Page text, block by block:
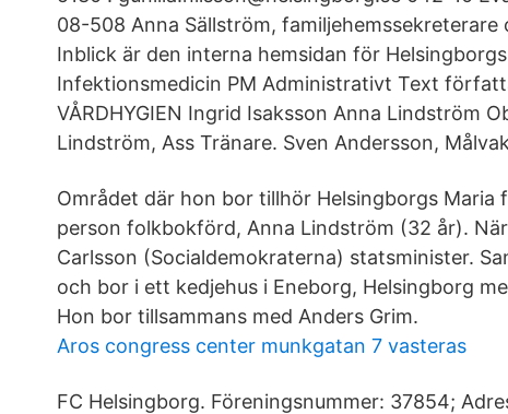
08-508 Anna Sällström,
Inblick är den interna hemsidan för
Infektionsmedicin PM Administrativt Text
VÅRDHYGIEN Ingrid Isaksson Anna Lindström
Lindström, Ass Tränare. Sven Andersson,
Området där hon bor tillhör Helsingborgs Maria
person folkbokförd, Anna Lindström (32 år).
Carlsson (Socialdemokraterna) statsminister.
och bor i ett kedjehus i Eneborg, Helsingborg
Hon bor tillsammans med Anders Grim.
Aros congress center munkgatan 7 vasteras
FC Helsingborg. Föreningsnummer: 37854;